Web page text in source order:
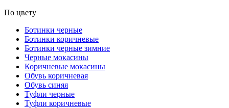
По цвету
Ботинки черные
Ботинки коричневые
Ботинки черные зимние
Черные мокасины
Коричневые мокасины
Обувь коричневая
Обувь синяя
Туфли черные
Туфли коричневые